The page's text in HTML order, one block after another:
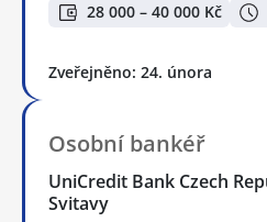
28 000 – 40 000 Kč
Zveřejněno: 24. února
Osobní bankéř
UniCredit Bank Czech
Svitavy